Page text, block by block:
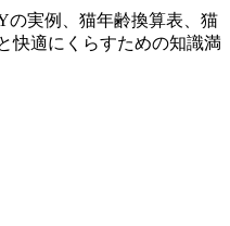
の実例、猫年齢換算表、猫
快適にくらすための知識満